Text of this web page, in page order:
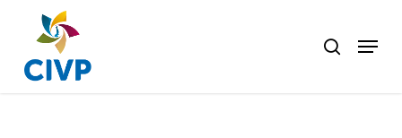
main
content
search
Menu
Close